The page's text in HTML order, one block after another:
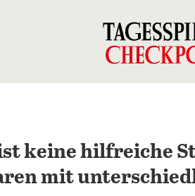
keine hilfreiche
mit